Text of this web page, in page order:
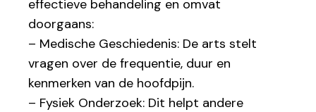
effectieve behandeling en omvat
doorgaans:
– Medische Geschiedenis: De arts stelt
vragen over de frequentie, duur en
kenmerken van de hoofdpijn.
– Fysiek Onderzoek: Dit helpt andere